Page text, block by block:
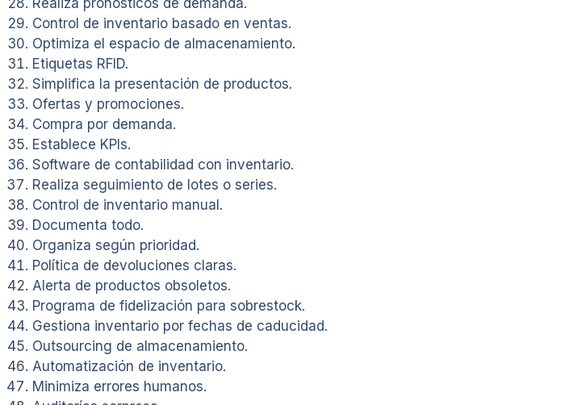
Realiza pronósticos de demanda.
Control de inventario basado en ventas.
Optimiza el espacio de almacenamiento.
Etiquetas RFID.
Simplifica la presentación de productos.
Ofertas y promociones.
Compra por demanda.
Establece KPIs.
Software de contabilidad con inventario.
Realiza seguimiento de lotes o series.
Control de inventario manual.
Documenta todo.
Organiza según prioridad.
Política de devoluciones claras.
Alerta de productos obsoletos.
Programa de fidelización para sobrestock.
Gestiona inventario por fechas de caducidad.
Outsourcing de almacenamiento.
Automatización de inventario.
Minimiza errores humanos.